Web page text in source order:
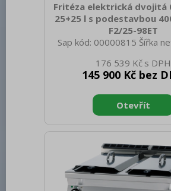
Fritéza elektrická dvojitá
25+25 l s podestavbou
F2/25-98ET
Sap kód: 00000815 Šířka
netto [mm]: 900 Hmotnost
98.00 Šířka brutto [mm]:
1110 Hmotnost brutto [kg]:
spotřebiče: Elektrické
Konstruční typ zařízení: S
400 V / 3N - 50 Hz
ovládacích prvků: IPX5
zařízení: Nerezové
Kontrolky: chodu a nahřátí
176 539 Kč
145 900 Kč bez